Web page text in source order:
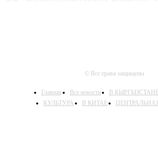
© Все права защищены
Главная Все новости В
КУЛЬТУРА
В КИТАЕ